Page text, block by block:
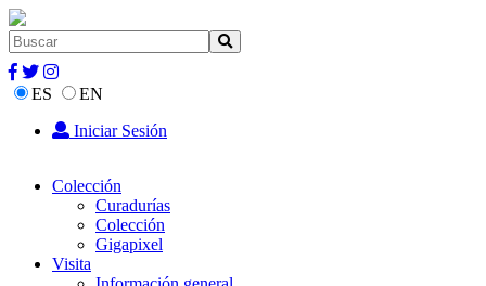
ES
EN
Iniciar Sesión
Colección
Curadurías
Colección
Gigapixel
Visita